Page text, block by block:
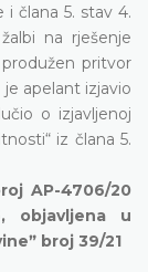
člana 5. stav 4.
na rješenje
pritvor
apelant izjavio
o izjavljenoj
iz člana 5.
AP-4706/20
objavljena u
broj 39/21